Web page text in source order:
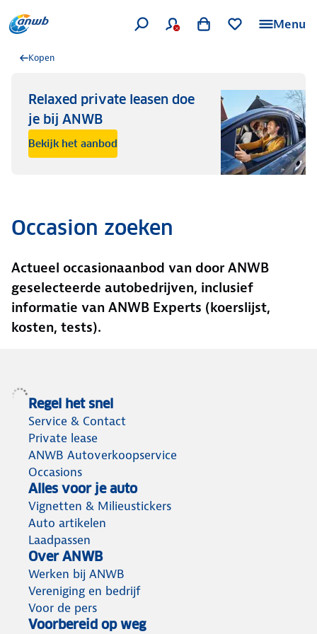
Menu
Kopen
Relaxed private leasen doe
je bij ANWB
Bekijk het aanbod
Occasion zoeken
Actueel occasionaanbod van door ANWB
geselecteerde autobedrijven, inclusief
informatie van ANWB Experts (koerslijst,
kosten, tests).
Regel het snel
Service & Contact
Private lease
ANWB Autoverkoopservice
Occasions
Alles voor je auto
Vignetten & Milieustickers
Auto artikelen
Laadpassen
Over ANWB
Werken bij ANWB
Vereniging en bedrijf
Voor de pers
Voorbereid op weg